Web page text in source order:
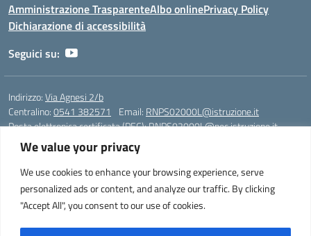
We value your privacy
We use cookies to enhance your browsing experience, serve
personalized ads or content, and analyze our traffic. By clicking
"Accept All", you consent to our use of cookies.
Amministrazione TrasparenteAlbo onlinePrivacy Policy
Dichiarazione di accessibilità
Seguici su:
Indirizzo:Via Agnesi 2/b
Centralino:0541 382571 Email: RNPS02000L@istruzione.it
Posta elettronica certificata (PEC):RNPS02000L@pec.istruzione.it
Codice fiscale: 82009530401
Codice meccanografico: RNPS02000L
Liceo Scientifico e Musicale "A. Einstein" - Via Agnesi 2/b - 47923 Rimini
- Tel. +39 0541 382571 – Fax +39 0541 381636 E-mail: